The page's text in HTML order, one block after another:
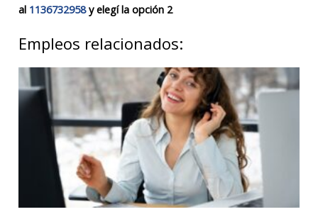
al 1136732958y elegí la opción 2
Empleos relacionados: